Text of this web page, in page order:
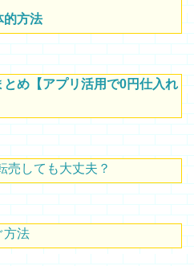
的方法
め【アプリ活用で0円仕入れ
売しても大丈夫？
方法